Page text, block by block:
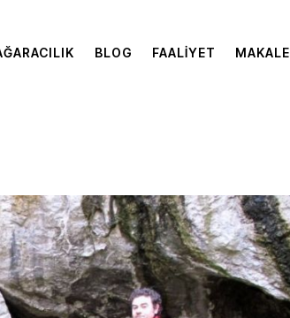
BLOG FAALIYET MAKALE